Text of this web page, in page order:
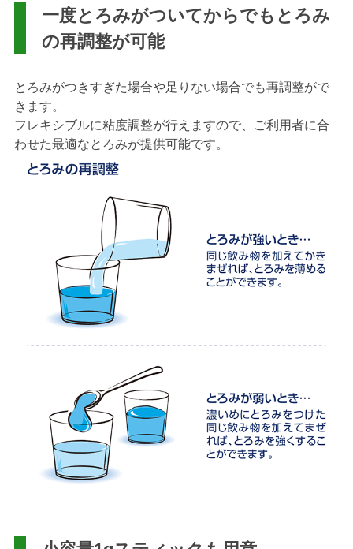
一度とろみがついてからでもとろみ
の再調整が可能
とろみがつきすぎた場合や足りない場合でも再調整がで
きます。
フレキシブルに粘度調整が行えますので、ご利用者に合
わせた最適なとろみが提供可能です。